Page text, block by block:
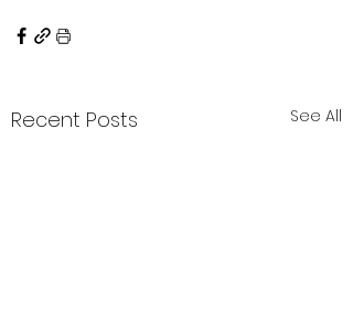
Recent Posts See All